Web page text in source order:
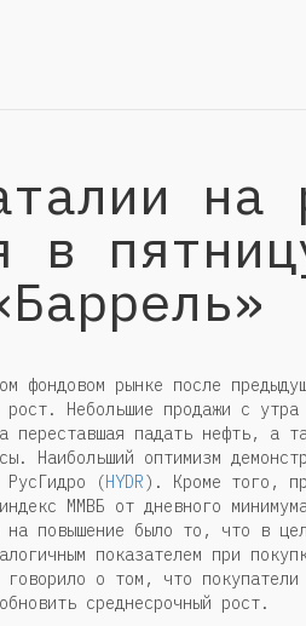
на
в
фондовом рынке после
рост. Небольшие продажи с
переставшая падать нефть, а
Наибольший оптимизм
(HYDR). Кроме того,
ММВБ от дневного
на повышение было то, что в
показателем при
о том, что покупатели
среднесрочный рост.